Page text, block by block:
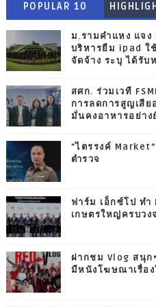
POPULAR 10
ม.รามคำแหง แจง
บริหารยืม ipad ใ
จัดจ้าง ระบุ ได้รั
สศก. ร่วมเวที
การลดการสูญเสีย
มั่นคงอาหารอย่าง
"ไตรรงค์
ตำรวจ
ฟาร์ม เอ็กซ์โป ทำ
เกษตรใหญ่ครบว
ฝากชม Vlog สนุก
มีหนังโฆษณาเรื่อ